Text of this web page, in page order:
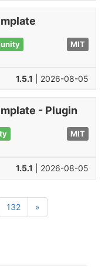
MIT
1.5.1 | 2026-08-05
- Plugin
MIT
1.5.1 | 2026-08-05
132 »